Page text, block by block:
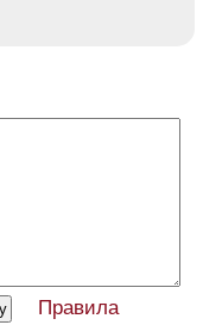
Правила